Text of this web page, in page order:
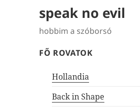
speak no evil
hobbim a szóborsó
FŐ ROVATOK
Hollandia
Back in Shape